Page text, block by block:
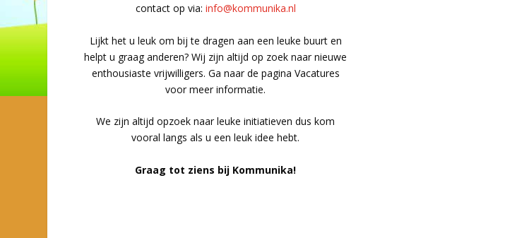
contact op via: info@kommunika.nl
Lijkt het u leuk om bij te dragen aan een leuke buurt en
helpt u graag anderen? Wij zijn altijd op zoek naar nieuwe
enthousiaste vrijwilligers. Ga naar de pagina Vacatures
voor meer informatie.
We zijn altijd opzoek naar leuke initiatieven dus kom
vooral langs als u een leuk idee hebt.
Graag tot ziens bij Kommunika!